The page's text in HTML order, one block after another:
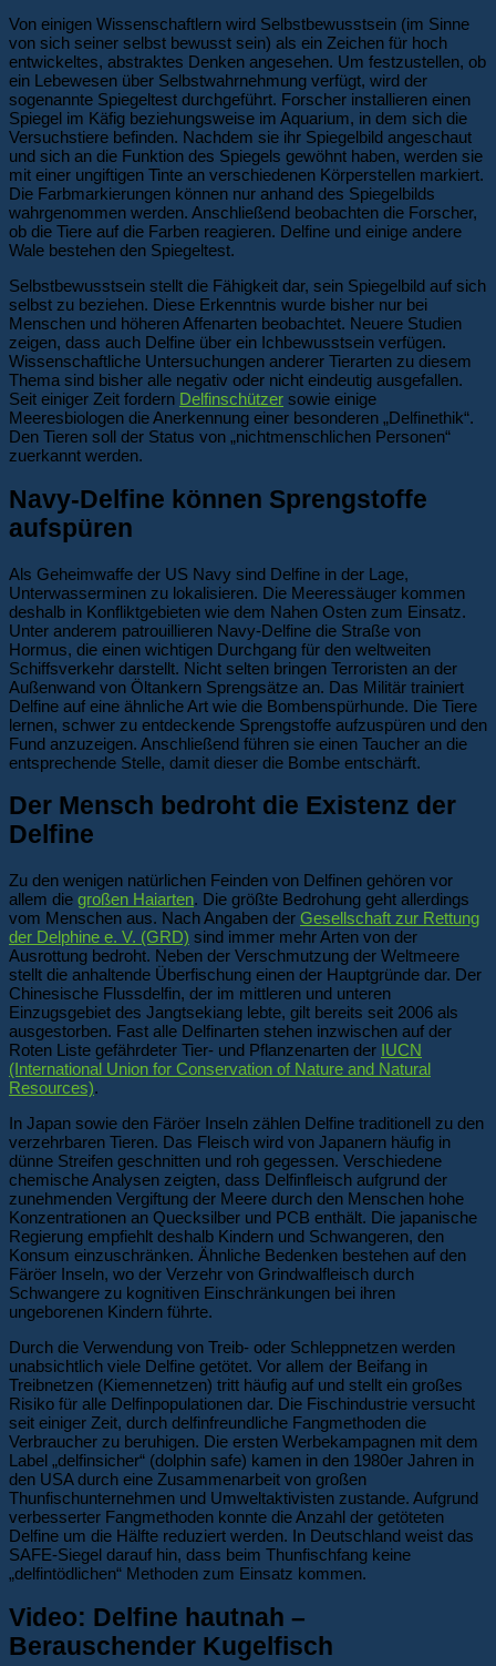
Von einigen Wissenschaftlern wird Selbstbewusstsein (im Sinne
von sich seiner selbst bewusst sein) als ein Zeichen für hoch
entwickeltes, abstraktes Denken angesehen. Um festzustellen, ob
ein Lebewesen über Selbstwahrnehmung verfügt, wird der
sogenannte Spiegeltest durchgeführt. Forscher installieren einen
Spiegel im Käfig beziehungsweise im Aquarium, in dem sich die
Versuchstiere befinden. Nachdem sie ihr Spiegelbild angeschaut
und sich an die Funktion des Spiegels gewöhnt haben, werden sie
mit einer ungiftigen Tinte an verschiedenen Körperstellen markiert.
Die Farbmarkierungen können nur anhand des Spiegelbilds
wahrgenommen werden. Anschließend beobachten die Forscher,
ob die Tiere auf die Farben reagieren. Delfine und einige andere
Wale bestehen den Spiegeltest.
Selbstbewusstsein stellt die Fähigkeit dar, sein Spiegelbild auf sich
selbst zu beziehen. Diese Erkenntnis wurde bisher nur bei
Menschen und höheren Affenarten beobachtet. Neuere Studien
zeigen, dass auch Delfine über ein Ichbewusstsein verfügen.
Wissenschaftliche Untersuchungen anderer Tierarten zu diesem
Thema sind bisher alle negativ oder nicht eindeutig ausgefallen.
Seit einiger Zeit fordern Delfinschützer sowie einige
Meeresbiologen die Anerkennung einer besonderen „Delfinethik“.
Den Tieren soll der Status von „nichtmenschlichen Personen“
zuerkannt werden.
Navy-Delfine können Sprengstoffe
aufspüren
Als Geheimwaffe der US Navy sind Delfine in der Lage,
Unterwasserminen zu lokalisieren. Die Meeressäuger kommen
deshalb in Konfliktgebieten wie dem Nahen Osten zum Einsatz.
Unter anderem patrouillieren Navy-Delfine die Straße von
Hormus, die einen wichtigen Durchgang für den weltweiten
Schiffsverkehr darstellt. Nicht selten bringen Terroristen an der
Außenwand von Öltankern Sprengsätze an. Das Militär trainiert
Delfine auf eine ähnliche Art wie die Bombenspürhunde. Die Tiere
lernen, schwer zu entdeckende Sprengstoffe aufzuspüren und den
Fund anzuzeigen. Anschließend führen sie einen Taucher an die
entsprechende Stelle, damit dieser die Bombe entschärft.
Der Mensch bedroht die Existenz der
Delfine
Zu den wenigen natürlichen Feinden von Delfinen gehören vor
allem die großen Haiarten. Die größte Bedrohung geht allerdings
vom Menschen aus. Nach Angaben der Gesellschaft zur Rettung
der Delphine e. V. (GRD) sind immer mehr Arten von der
Ausrottung bedroht. Neben der Verschmutzung der Weltmeere
stellt die anhaltende Überfischung einen der Hauptgründe dar. Der
Chinesische Flussdelfin, der im mittleren und unteren
Einzugsgebiet des Jangtsekiang lebte, gilt bereits seit 2006 als
ausgestorben. Fast alle Delfinarten stehen inzwischen auf der
Roten Liste gefährdeter Tier- und Pflanzenarten der IUCN
(International Union for Conservation of Nature and Natural
Resources).
In Japan sowie den Färöer Inseln zählen Delfine traditionell zu den
verzehrbaren Tieren. Das Fleisch wird von Japanern häufig in
dünne Streifen geschnitten und roh gegessen. Verschiedene
chemische Analysen zeigten, dass Delfinfleisch aufgrund der
zunehmenden Vergiftung der Meere durch den Menschen hohe
Konzentrationen an Quecksilber und PCB enthält. Die japanische
Regierung empfiehlt deshalb Kindern und Schwangeren, den
Konsum einzuschränken. Ähnliche Bedenken bestehen auf den
Färöer Inseln, wo der Verzehr von Grindwalfleisch durch
Schwangere zu kognitiven Einschränkungen bei ihren
ungeborenen Kindern führte.
Durch die Verwendung von Treib- oder Schleppnetzen werden
unabsichtlich viele Delfine getötet. Vor allem der Beifang in
Treibnetzen (Kiemennetzen) tritt häufig auf und stellt ein großes
Risiko für alle Delfinpopulationen dar. Die Fischindustrie versucht
seit einiger Zeit, durch delfinfreundliche Fangmethoden die
Verbraucher zu beruhigen. Die ersten Werbekampagnen mit dem
Label „delfinsicher“ (dolphin safe) kamen in den 1980er Jahren in
den USA durch eine Zusammenarbeit von großen
Thunfischunternehmen und Umweltaktivisten zustande. Aufgrund
verbesserter Fangmethoden konnte die Anzahl der getöteten
Delfine um die Hälfte reduziert werden. In Deutschland weist das
SAFE-Siegel darauf hin, dass beim Thunfischfang keine
„delfintödlichen“ Methoden zum Einsatz kommen.
Video: Delfine hautnah –
Berauschender Kugelfisch